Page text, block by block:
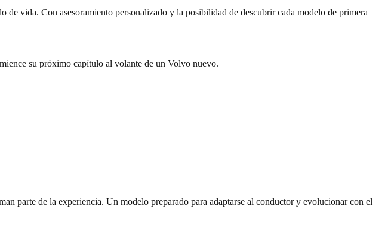
de vida. Con asesoramiento personalizado y la posibilidad de descubrir cada modelo de primera
su próximo capítulo al volante de un Volvo nuevo.
parte de la experiencia. Un modelo preparado para adaptarse al conductor y evolucionar con el